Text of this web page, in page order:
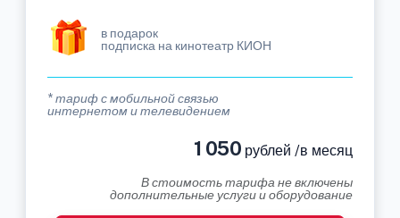
в подарок
подписка на кинотеатр КИОН
* тариф с мобильной связью
интернетом и телевидением
1 050 рублей /в месяц
В стоимость тарифа не включены
дополнительные услуги и оборудование